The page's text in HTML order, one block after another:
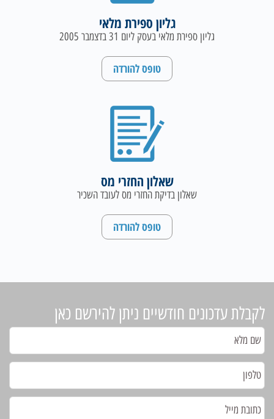
גליון ספירת מלאי
גליון ספירת מלאי בעסק ליום 31 בדצמבר 2005
טופס להורדה
שאלון החזרי מס
שאלון בדיקת החזרי מס לעובד השכיר
טופס להורדה
לקבלת עדכונים חודשיים ניתן להירשם כאן